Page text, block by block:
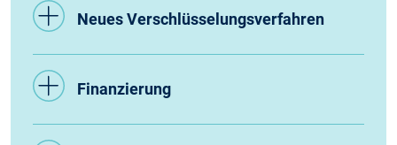
Neues Verschlüsselungsverfahren
Finanzierung